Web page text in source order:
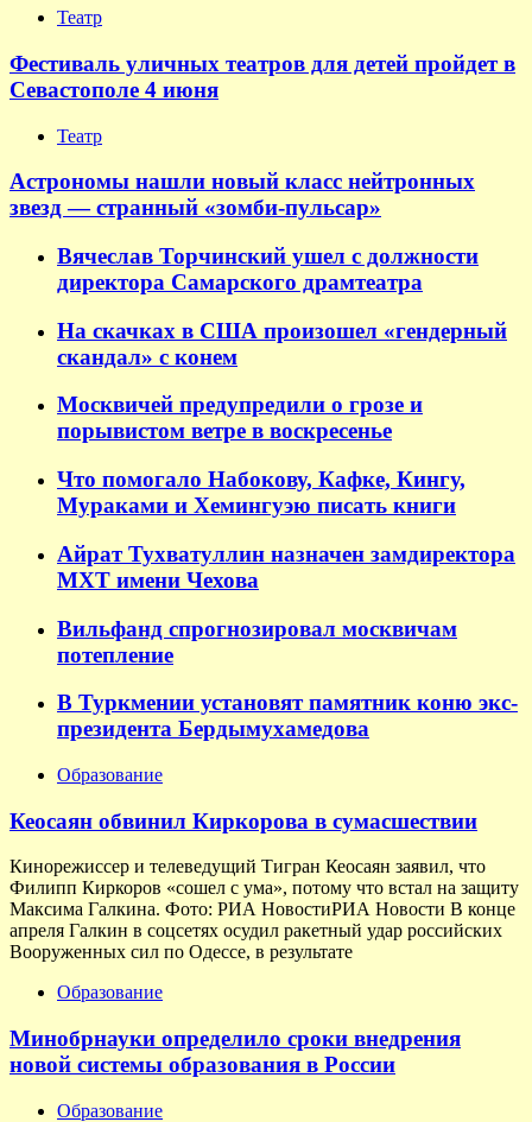
Театр
Фестиваль уличных театров для детей пройдет в
Севастополе 4 июня
Театр
Астрономы нашли новый класс нейтронных
звезд — странный «зомби-пульсар»
Вячеслав Торчинский ушел с должности
директора Самарского драмтеатра
На скачках в США произошел «гендерный
скандал» с конем
Москвичей предупредили о грозе и
порывистом ветре в воскресенье
Что помогало Набокову, Кафке, Кингу,
Мураками и Хемингуэю писать книги
Айрат Тухватуллин назначен замдиректора
МХТ имени Чехова
Вильфанд спрогнозировал москвичам
потепление
В Туркмении установят памятник коню экс-
президента Бердымухамедова
Образование
Кеосаян обвинил Киркорова в сумасшествии
Кинорежиссер и телеведущий Тигран Кеосаян заявил, что
Филипп Киркоров «сошел с ума», потому что встал на защиту
Максима Галкина. Фото: РИА НовостиРИА Новости В конце
апреля Галкин в соцсетях осудил ракетный удар российских
Вооруженных сил по Одессе, в результате
Образование
Минобрнауки определило сроки внедрения
новой системы образования в России
Образование